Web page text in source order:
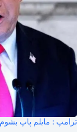
ترامپ : مایلم پاپ